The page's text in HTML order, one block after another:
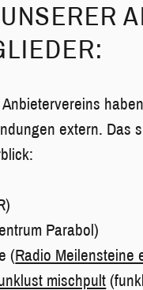
extern. Das
Parabol)
(Radio Meilensteine
mischpult